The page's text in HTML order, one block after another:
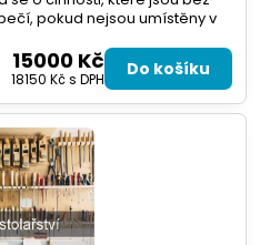
pokud nejsou umístěny v
15000 Kč
18150 Kčs DPH Do košíku